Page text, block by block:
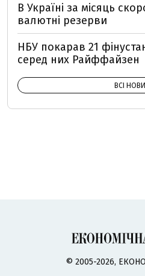
В Україні за місяць
валютні резерви
НБУ покарав 21
серед них Райффайзен
ВСІ
© 2005-2026,